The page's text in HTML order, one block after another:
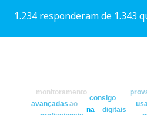
1.234 responderam de 1.343
digitais
na
avançadas ao
consigo
monitoramento